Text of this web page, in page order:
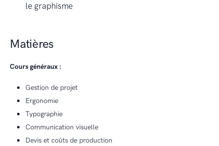
le graphisme
Matières
Cours généraux :
Gestion de projet
Ergonomie
Typographie
Communication visuelle
Devis et coûts de production